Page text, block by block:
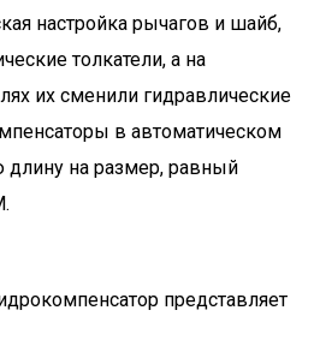
настройка рычагов и шайб,
толкатели, а на
их сменили гидравлические
в автоматическом
на размер, равный
представляет